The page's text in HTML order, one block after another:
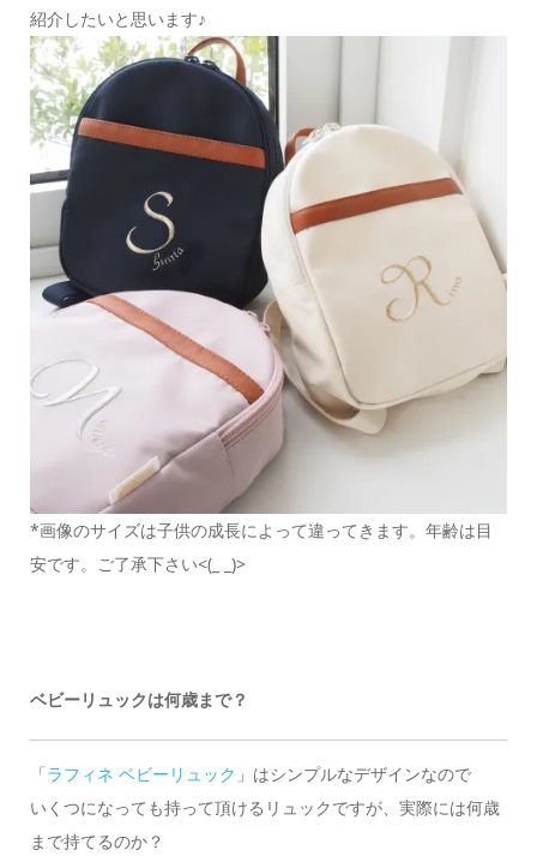
紹介したいと思います♪
*画像のサイズは子供の成長によって違ってきます。年齢は目
安です。ご了承下さい<(_ _)>
ベビーリュックは何歳まで？
「ラフィネ ベビーリュック 」はシンプルなデザインなので
いくつになっても持って頂けるリュックですが、実際には何歳
まで持てるのか？